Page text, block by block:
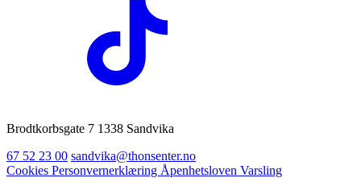
Brodtkorbsgate 7 1338 Sandvika
67 52 23 00 sandvika@thonsenter.no
Cookies Personvernerklæring Åpenhetsloven Varsling